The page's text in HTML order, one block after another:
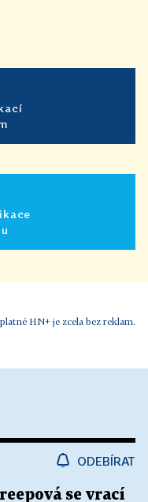
HN+ je zcela bez reklam.
ODEBÍRAT
se vrací